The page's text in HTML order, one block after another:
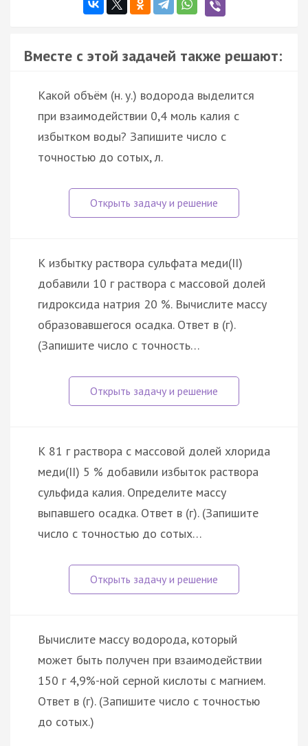
Вместе с этой задачей также решают:
Какой объём (н. у.) водорода выделится
при взаимодействии 0,4 моль калия с
избытком воды? Запишите число с
точностью до сотых, л.
К избытку раствора сульфата меди(II)
добавили 10 г раствора с массовой долей
гидроксида натрия 20 %. Вычислите массу
образовавшегося осадка. Ответ в (г).
(Запишите число с точность…
К 81 г раствора с массовой долей хлорида
меди(II) 5 % добавили избыток раствора
сульфида калия. Определите массу
выпавшего осадка. Ответ в (г). (Запишите
число с точностью до сотых…
Вычислите массу водорода, который
может быть получен при взаимодействии
150 г 4,9%-ной серной кислоты с магнием.
Ответ в (г). (Запишите число с точностью
до сотых.)